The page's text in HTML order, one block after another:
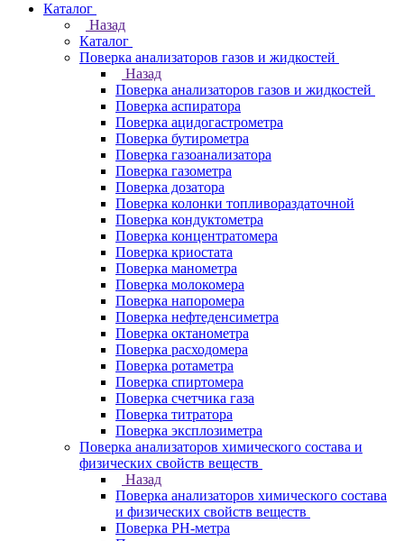
Каталог
Назад
Каталог
Поверка анализаторов газов и жидкостей
Назад
Поверка анализаторов газов и жидкостей
Поверка аспиратора
Поверка ацидогастрометра
Поверка бутирометра
Поверка газоанализатора
Поверка газометра
Поверка дозатора
Поверка колонки топливораздаточной
Поверка кондуктометра
Поверка концентратомера
Поверка криостата
Поверка манометра
Поверка молокомера
Поверка напоромера
Поверка нефтеденсиметра
Поверка октанометра
Поверка расходомера
Поверка ротаметра
Поверка спиртомера
Поверка счетчика газа
Поверка титратора
Поверка эксплозиметра
Поверка анализаторов химического состава и
физических свойств веществ
Назад
Поверка анализаторов химического состава
и физических свойств веществ
Поверка PH-метра